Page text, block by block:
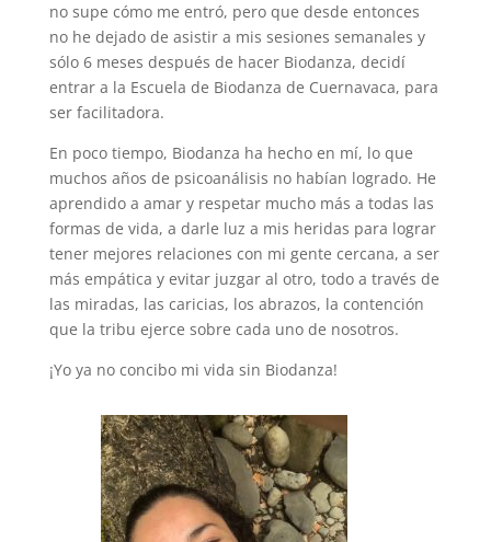
no supe cómo me entró, pero que desde entonces
no he dejado de asistir a mis sesiones semanales y
sólo 6 meses después de hacer Biodanza, decidí
entrar a la Escuela de Biodanza de Cuernavaca, para
ser facilitadora.
En poco tiempo, Biodanza ha hecho en mí, lo que
muchos años de psicoanálisis no habían logrado. He
aprendido a amar y respetar mucho más a todas las
formas de vida, a darle luz a mis heridas para lograr
tener mejores relaciones con mi gente cercana, a ser
más empática y evitar juzgar al otro, todo a través de
las miradas, las caricias, los abrazos, la contención
que la tribu ejerce sobre cada uno de nosotros.
¡Yo ya no concibo mi vida sin Biodanza!